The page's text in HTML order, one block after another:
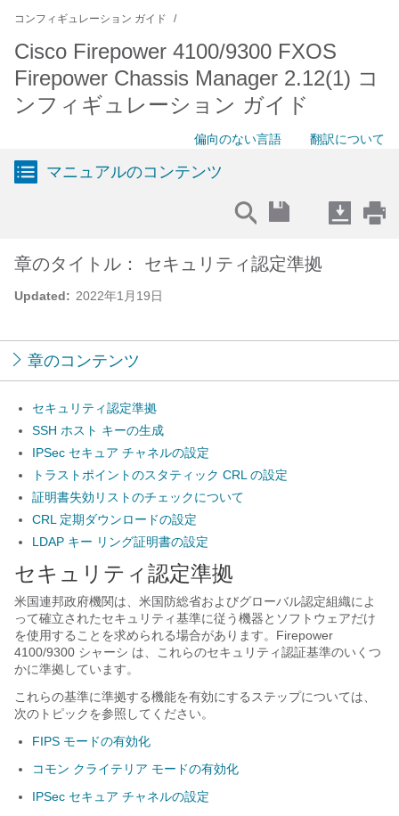
コンフィギュレーション ガイド
Cisco Firepower 4100/9300 FXOS
Firepower Chassis Manager 2.12(1) コ
ンフィギュレーション ガイド
偏向のない言語 翻訳について
マニュアルのコンテンツ
Updated: 2022年1月19日
章のタイトル： セキュリティ認定準拠
章のコンテンツ
セキュリティ認定準拠
SSH ホスト キーの生成
IPSec セキュア チャネルの設定
トラストポイントのスタティック CRL の設定
証明書失効リストのチェックについて
CRL 定期ダウンロードの設定
LDAP キー リング証明書の設定
セキュリティ認定準拠
米国連邦政府機関は、米国防総省およびグローバル認定組織によ
って確立されたセキュリティ基準に従う機器とソフトウェアだけ
を使用することを求められる場合があります。 Firepower
4100/9300 シャーシ は、これらのセキュリティ認証基準のいくつ
かに準拠しています。
これらの基準に準拠する機能を有効にするステップについては、
次のトピックを参照してください。
FIPS モードの有効化
コモン クライテリア モードの有効化
IPSec セキュア チャネルの設定